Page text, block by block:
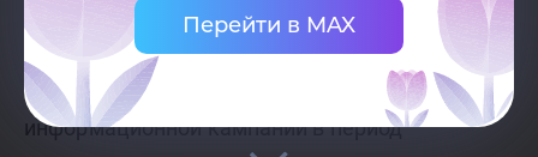
Перейти в MAX
соответствующей тематики выйдут в эфир
федеральных телеканалов в рамках
информационной кампании в период